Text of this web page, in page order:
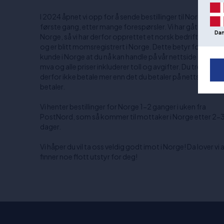
I 2024 åpnet vi opp for å sende bestillinger til Norge for
første gang, etter mange forespørsler. Vi har gått all-in
Norge, så vi har derfor opprettet et norsk
og er blitt momsregistrert i Norge. Dette betyr for deg
kunde i Norge at du nå kan handle på vår nettside inkl.
mva og alle priser inkluderer toll og avgifter. Du trenger
derfor ikke betale mer enn det du betaler på nettsiden når
betaler.
Vi henter bestillinger for Norge 1-2 ganger i uken fra
PostNord, som så kommer til mottaker i Norge etter 2-3
dager.
Vi håper du vil ta oss veldig godt imot i Norge! Da lover vi
finner noe flott utstyr for deg!